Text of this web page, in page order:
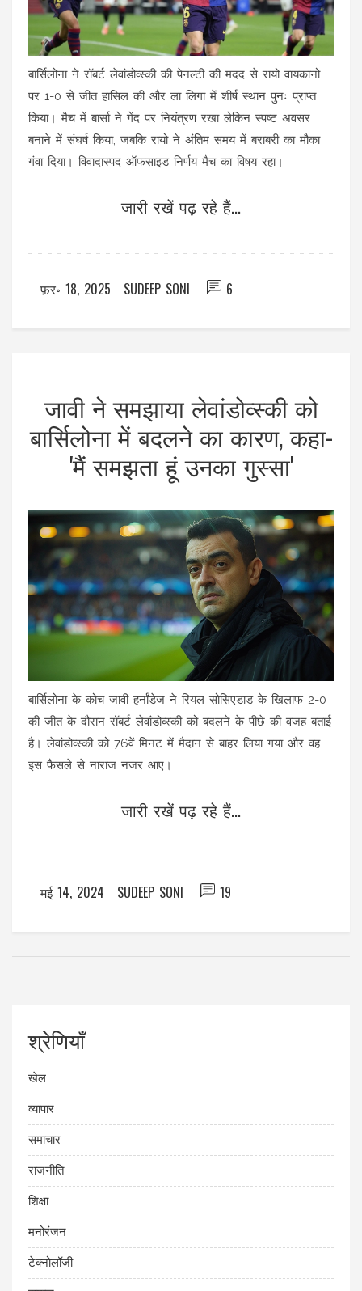
बार्सिलोना ने रॉबर्ट लेवांडोव्स्की की पेनल्टी की मदद से रायो वायकानो
पर 1-0 से जीत हासिल की और ला लिगा में शीर्ष स्थान पुनः प्राप्त
किया। मैच में बार्सा ने गेंद पर नियंत्रण रखा लेकिन स्पष्ट अवसर
बनाने में संघर्ष किया, जबकि रायो ने अंतिम समय में बराबरी का मौका
गंवा दिया। विवादास्पद ऑफसाइड निर्णय मैच का विषय रहा।
जारी रखें पढ़ रहे हैं...
फ़र॰ 18, 2025 SUDEEP SONI 6
जावी ने समझाया लेवांडोव्स्की को
बार्सिलोना में बदलने का कारण, कहा-
'मैं समझता हूं उनका गुस्सा'
बार्सिलोना के कोच जावी हर्नांडेज ने रियल सोसिएडाड के खिलाफ 2-0
की जीत के दौरान रॉबर्ट लेवांडोव्स्की को बदलने के पीछे की वजह बताई
है। लेवांडोव्स्की को 76वें मिनट में मैदान से बाहर लिया गया और वह
इस फैसले से नाराज नजर आए।
जारी रखें पढ़ रहे हैं...
मई 14, 2024 SUDEEP SONI 19
श्रेणियाँ
खेल
व्यापार
समाचार
राजनीति
शिक्षा
मनोरंजन
टेक्नोलॉजी